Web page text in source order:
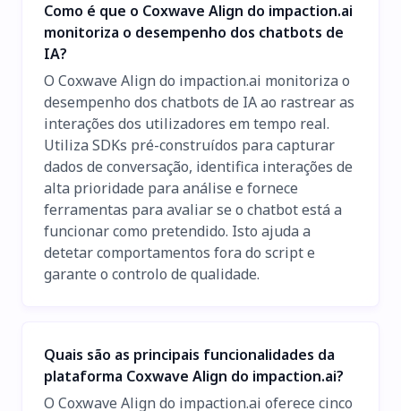
Como é que o Coxwave Align do impaction.ai
monitoriza o desempenho dos chatbots de
IA?
O Coxwave Align do impaction.ai monitoriza o
desempenho dos chatbots de IA ao rastrear as
interações dos utilizadores em tempo real.
Utiliza SDKs pré-construídos para capturar
dados de conversação, identifica interações de
alta prioridade para análise e fornece
ferramentas para avaliar se o chatbot está a
funcionar como pretendido. Isto ajuda a
detetar comportamentos fora do script e
garante o controlo de qualidade.
Quais são as principais funcionalidades da
plataforma Coxwave Align do impaction.ai?
O Coxwave Align do impaction.ai oferece cinco